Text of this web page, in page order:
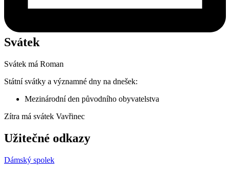
Svátek
Svátek má Roman
Státní svátky a významné dny na dnešek:
Mezinárodní den původního obyvatelstva
Zítra má svátek Vavřinec
Užitečné odkazy
Dámský spolek